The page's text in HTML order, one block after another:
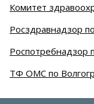
Комитет
Росздравнадзор
Роспотребнадзор
ТФ ОМС по